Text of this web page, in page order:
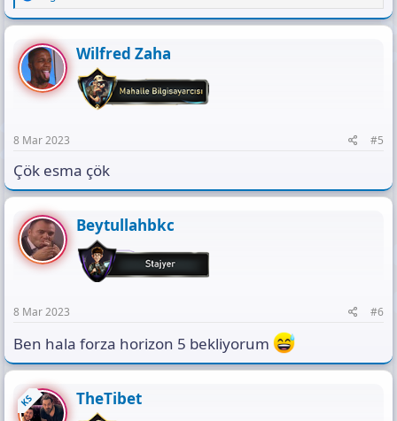
Ekli dosyayı görüntüle 16488
e
a
c
t
i
o
n
Wilfred Zaha
8 Mar 2023 #5
Çök esma çök
Beytullahbkc
8 Mar 2023 #6
Ben hala forza horizon 5 bekliyorum
KS TheTibet